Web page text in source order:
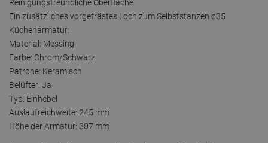
Reinigungsfreundliche Oberfläche
Ein zusätzliches vorgefrästes Loch zum Selbststanzen ø35
Küchenarmatur:
Material: Messing
Farbe: Chrom/Schwarz
Patrone: Keramisch
Belüfter: Ja
Typ: Einhebel
Auslaufreichweite: 245 mm
Höhe der Armatur: 307 mm